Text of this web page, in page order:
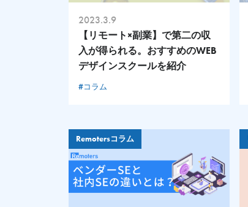
2023.3.9
【リモート×副業】で第二の収
入が得られる。おすすめのWEB
デザインスクールを紹介
#コラム
Remotersコラム